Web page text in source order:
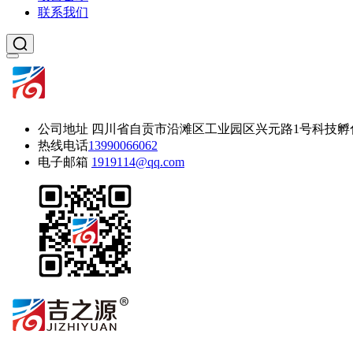
联系我们
公司地址 四川省自贡市沿滩区工业园区兴元路1号科技孵
热线电话13990066062
电子邮箱 1919114@qq.com